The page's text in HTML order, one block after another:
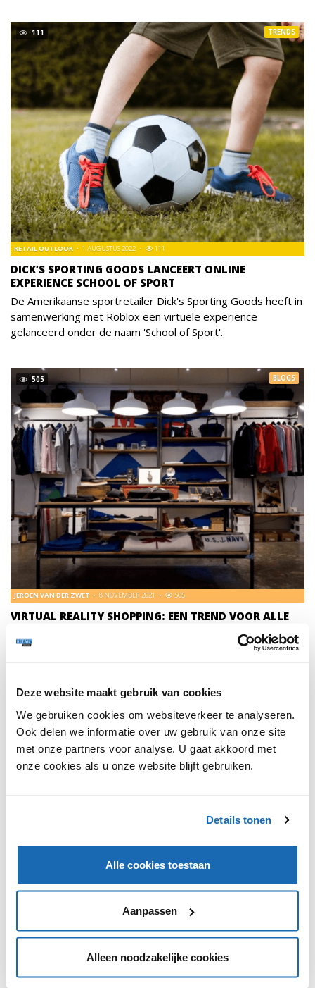
Deze website maakt gebruik van cookies
We gebruiken cookies om websiteverkeer te analyseren.
Ook delen we informatie over uw gebruik van onze site
met onze partners voor analyse. U gaat akkoord met
onze cookies als u onze website blijft gebruiken.
Details tonen
Alle cookies toestaan
Aanpassen
Alleen noodzakelijke cookies
111
DICK’S SPORTING GOODS LANCEERT ONLINE
EXPERIENCE SCHOOL OF SPORT
RETAIL OUTLOOK 1 AUGUSTUS 2022 111
TRENDS
De Amerikaanse sportretailer Dick's Sporting Goods heeft in
samenwerking met Roblox een virtuele experience
gelanceerd onder de naam 'School of Sport'.
505
VIRTUAL REALITY SHOPPING: EEN TREND VOOR ALLE
JEROEN VAN DER ZWET 8 NOVEMBER 2021 505
BLOGS
De ontwikkelingen rondom online shoppen en Augmented
inzichten en voorbeelden.
BURBERRY OPENT VIRTUELE FLAGSHIPSTORE
24 MAART 2021 131